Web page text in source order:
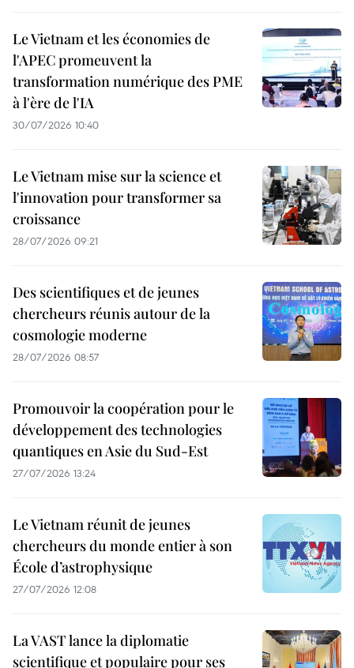
Le Vietnam et les économies de
l'APEC promeuvent la
transformation numérique des PME
à l'ère de l'IA
30/07/2026 10:40
Le Vietnam mise sur la science et
l'innovation pour transformer sa
croissance
28/07/2026 09:21
Des scientifiques et de jeunes
chercheurs réunis autour de la
cosmologie moderne
28/07/2026 08:57
Promouvoir la coopération pour le
développement des technologies
quantiques en Asie du Sud-Est
27/07/2026 13:24
Le Vietnam réunit de jeunes
chercheurs du monde entier à son
École d’astrophysique
27/07/2026 12:08
La VAST lance la diplomatie
scientifique et populaire pour ses